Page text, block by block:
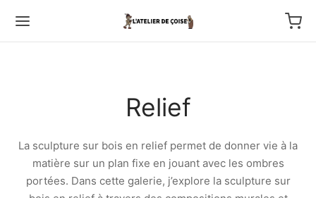
Relief
La sculpture sur bois en relief permet de donner vie à la
matière sur un plan fixe en jouant avec les ombres
portées. Dans cette galerie, j’explore la sculpture sur
Back